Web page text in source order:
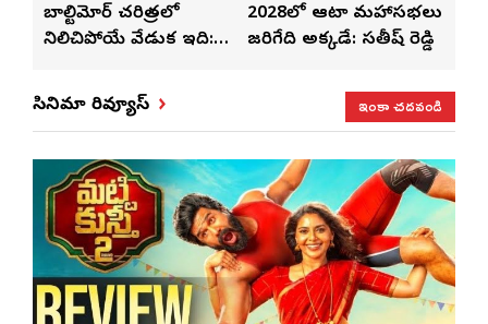
బాల్టిమోర్ చరిత్రలో
నిలిచిపోయే వేడుక ఇది:
2028లో ఆటా మహాసభలు
జరిగేది అక్కడే: సతీష్ రెడ్డి
సినిమా రివ్యూస్ ఇంకా చదవండి